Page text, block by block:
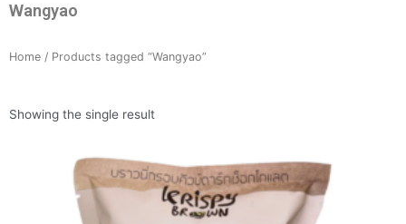
Wangyao
Home / Products tagged “Wangyao”
Showing the single result